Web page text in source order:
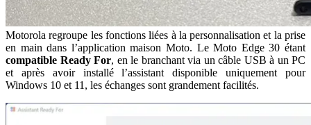
Motorola regroupe les fonctions liées à la personnalisation et la prise
en main dans l’application maison Moto. Le Moto Edge 30 étant
compatible Ready For, en le branchant via un câble USB à un PC
et après avoir installé l’assistant disponible uniquement pour
Windows 10 et 11, les échanges sont grandement facilités.